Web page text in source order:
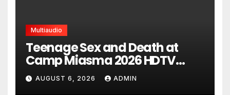
Multiaudio
Teenage Sex and Death at
Camp Miasma 2026 HDTV
UltraHD HEVC Full Movie DDP5.1
torrent
AUGUST 6, 2026 ADMIN